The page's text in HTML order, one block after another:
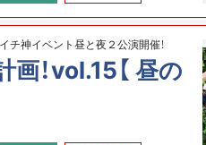
チ神イベント昼と夜２公演開催！
！vol.15【 昼の